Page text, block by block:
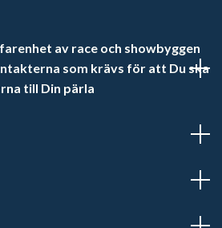
av race och showbyggen
som krävs för att Du ska
till Din pärla